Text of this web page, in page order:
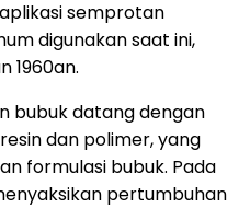
semprotan
digunakan saat ini,
1960an.
bubuk datang dengan
dan polimer, yang
formulasi bubuk. Pada
pertumbuhan